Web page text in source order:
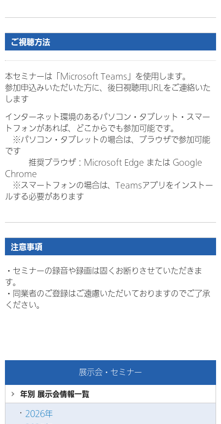
ご視聴方法
本セミナーは「Microsoft Teams」を使用します。
参加申込みいただいた方に、後日視聴用URLをご連絡いた
します
インターネット環境のあるパソコン・タブレット・スマー
トフォンがあれば、どこからでも参加可能です。
※パソコン・タブレットの場合は、ブラウザで参加可能
です
推奨ブラウザ：Microsoft Edge または Google
Chrome
※スマートフォンの場合は、Teamsアプリをインストー
ルする必要があります
注意事項
・セミナーの録音や録画は固くお断りさせていただきま
す。
・ 同業者のご登録はご遠慮いただいておりますのでご了承
ください。
展示会・セミナー
年別 展示会情報一覧
2026年